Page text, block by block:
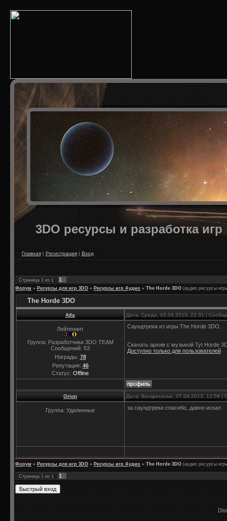
3DO ресурсы и разработка игр
Главная|Регистрация|Вход
Страница 1 из 1 1
Форум » Ресурсы для игр 3DO » Ресурсы игр Аудио » The Horde 3DO (аудио ресурсы
The Horde 3DO
Atla Дата: Среда, 03.04.2013, 22:31 |
Лейтенант
Группа: Разработчики 3DO TEAM
Сообщений: 53
Награды: 78
Репутация: 46
Статус: Offline
Саундтреки из игры The Horde 3DO.
Скачать архив с музыкой Tyt Horde
Доступно только для пользователей
Orion Дата: Воскресенье, 07.04.2013, 12:59
Группа: Удаленные за саундтреки спасибо, давно искал
Форум » Ресурсы для игр 3DO » Ресурсы игр Аудио » The Horde 3DO (аудио ресурсы
Страница 1 из 1 1